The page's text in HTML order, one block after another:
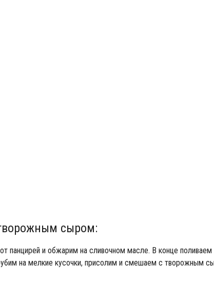
сыром:
панцирей и обжарим на сливочном масле. В конце
на мелкие кусочки, присолим и смешаем с творожным